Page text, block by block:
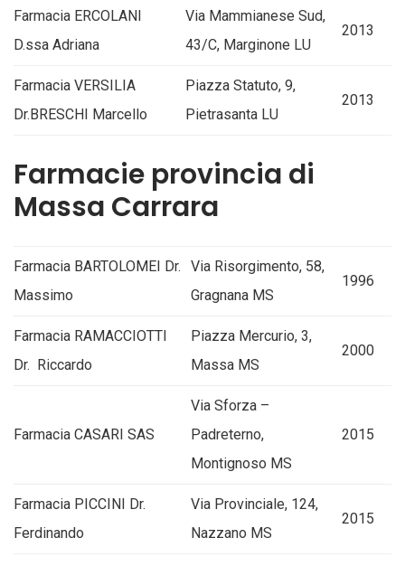
Farmacia ERCOLANI
D.ssa Adriana
Via Mammianese Sud,
43/C, Marginone LU
2013
Farmacia VERSILIA
Dr.BRESCHI Marcello
Piazza Statuto, 9,
Pietrasanta LU
2013
Farmacie provincia di
Massa Carrara
Farmacia BARTOLOMEI Dr.
Massimo
Via Risorgimento, 58,
Gragnana MS
1996
Farmacia RAMACCIOTTI
Dr. Riccardo
Piazza Mercurio, 3,
Massa MS
2000
Farmacia CASARI SAS
Via Sforza –
Padreterno,
Montignoso MS
2015
Farmacia PICCINI Dr.
Ferdinando
Via Provinciale, 124,
Nazzano MS
2015